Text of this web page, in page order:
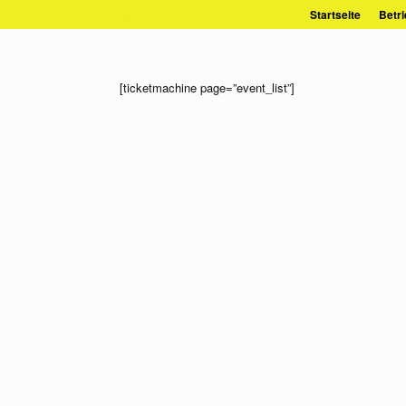
Inhalt
Startseite
[ticketmachine page=”event_list”]